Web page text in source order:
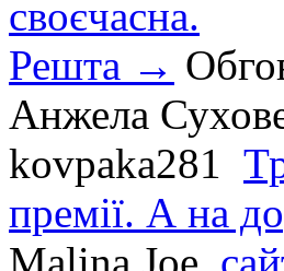
своєчасна.
Решта →
Анжела
kovpaka281
премії. А на